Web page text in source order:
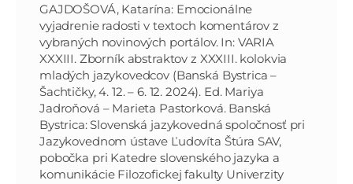
GAJDOŠOVÁ, Katarína: Emocionálne
vyjadrenie radosti v textoch komentárov z
vybraných novinových portálov. In: VARIA
XXXIII. Zborník abstraktov z XXXIII. kolokvia
mladých jazykovedcov (Banská Bystrica –
Šachtičky, 4. 12. – 6. 12. 2024). Ed. Mariya
Jadroňová – Marieta Pastorková. Banská
Bystrica: Slovenská jazykovedná spoločnosť pri
Jazykovednom ústave Ľudovíta Štúra SAV,
pobočka pri Katedre slovenského jazyka a
komunikácie Filozofickej fakulty Univerzity